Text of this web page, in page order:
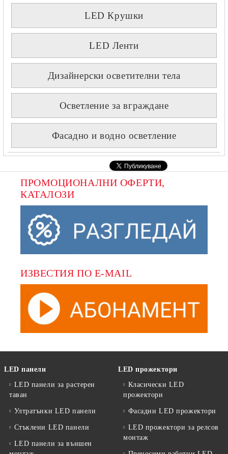
LED Крушки
LED Ленти
Дизайнерски осветителни тела
Осветление за вграждане
Фасадно и водно осветление
ПРОМОЦИОНАЛНИ ОФЕРТИ,
КАТАЛОЗИ
ИЗВЕСТИЯ ПО E-MAIL
LED панели
LED панели за растерен
таван
Ултратънки LED панели
Стъклени LED панели
LED панели за външен
LED прожектори
Класически LED
прожектори
Фасадни LED прожектори
LED прожектори за релсов
монтаж